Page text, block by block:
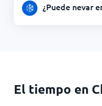
¿Puede nevar
El tiempo en